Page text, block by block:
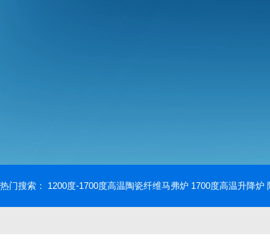
热门搜索： 1200度-1700度高温陶瓷纤维马弗炉 1700度高温升降炉